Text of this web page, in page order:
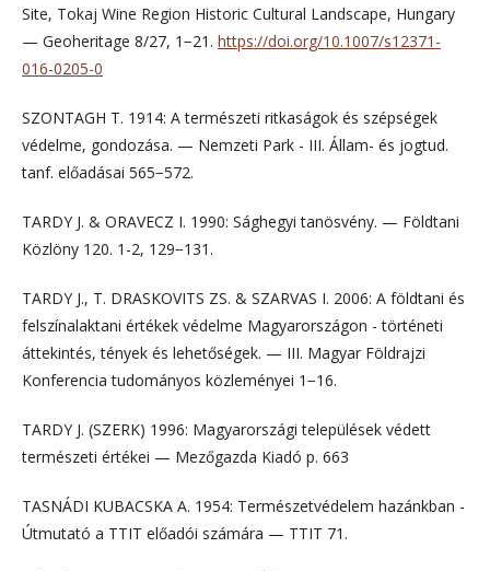
Site, Tokaj Wine Region Historic Cultural Landscape, Hungary
— Geoheritage 8/27, 1−21. https://doi.org/10.1007/s12371-
016-0205-0
SZONTAGH T. 1914: A természeti ritkaságok és szépségek
védelme, gondozása. — Nemzeti Park - III. Állam- és jogtud.
tanf. előadásai 565−572.
TARDY J. & ORAVECZ I. 1990: Sághegyi tanösvény. — Földtani
Közlöny 120. 1-2, 129−131.
TARDY J., T. DRASKOVITS ZS. & SZARVAS I. 2006: A földtani és
felszínalaktani értékek védelme Magyarországon - történeti
áttekintés, tények és lehetőségek. — III. Magyar Földrajzi
Konferencia tudományos közleményei 1−16.
TARDY J. (SZERK) 1996: Magyarországi települések védett
természeti értékei — Mezőgazda Kiadó p. 663
TASNÁDI KUBACSKA A. 1954: Természetvédelem hazánkban -
Útmutató a TTIT előadói számára — TTIT 71.